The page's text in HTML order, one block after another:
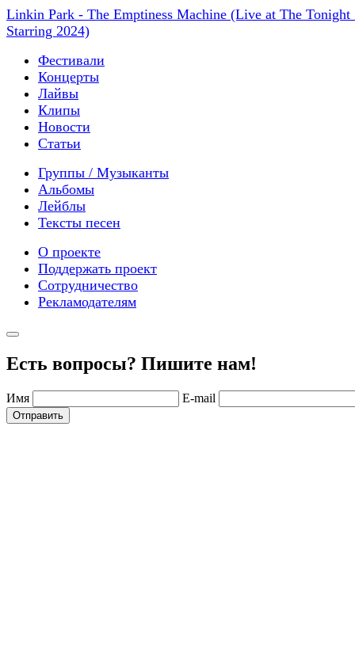
Linkin Park - The Emptiness Machine (Live at The Tonight
Starring 2024)
Фестивали
Концерты
Лайвы
Клипы
Новости
Статьи
Группы / Музыканты
Альбомы
Лейблы
Тексты песен
О проекте
Поддержать проект
Сотрудничество
Рекламодателям
Есть вопросы? Пишите нам!
Имя E-mail